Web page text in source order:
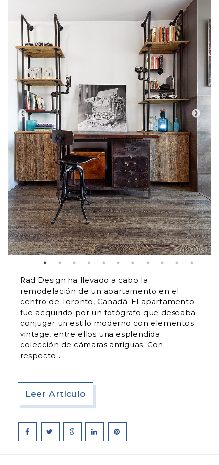
Rad Design ha llevado a cabo la
remodelación de un apartamento en el
centro de Toronto, Canadá. El apartamento
fue adquirido por un fotógrafo que deseaba
conjugar un estilo moderno con elementos
vintage, entre ellos una esplendida
colección de cámaras antiguas. Con
respecto
Leer Artículo